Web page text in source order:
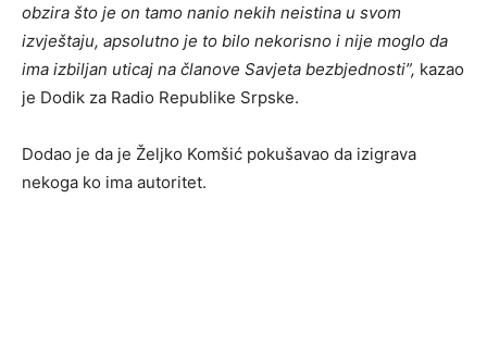
obzira što je on tamo nanio nekih neistina u svom
izvještaju, apsolutno je to bilo nekorisno i nije moglo da
ima izbiljan uticaj na članove Savjeta bezbjednosti”, kazao
je Dodik za Radio Republike Srpske.
Dodao je da je Željko Komšić pokušavao da izigrava
nekoga ko ima autoritet.